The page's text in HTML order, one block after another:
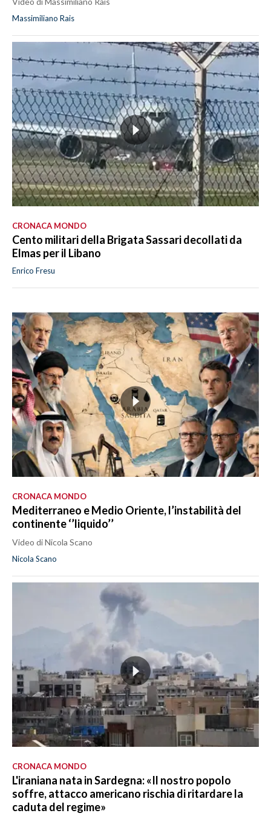
Massimiliano Rais
CRONACA MONDO
Cento militari della Brigata Sassari decollati da
Elmas per il Libano
Enrico Fresu
CRONACA MONDO
Mediterraneo e Medio Oriente, l’instabilità del
continente ‘’liquido’’
Video di Nicola Scano
Nicola Scano
CRONACA MONDO
L'iraniana nata in Sardegna: «Il nostro popolo
soffre, attacco americano rischia di ritardare la
caduta del regime»